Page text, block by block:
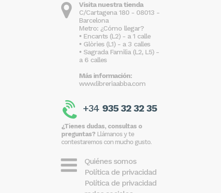
Visita nuestra tienda
C/Cartagena 180 - 08013 -
Barcelona
Metro: ¿Cómo llegar?
• Encants (L2) - a 1 calle
• Glòries (L1) - a 3 calles
• Sagrada Familia (L2, L5) -
a 6 calles
Más información:
www.libreriaabba.com
+34 935 32 32 35
¿Tienes dudas, consultas o
preguntas? Llámanos y te
contestaremos con mucho gusto.
Quiénes somos
Política de privacidad
Política de privacidad